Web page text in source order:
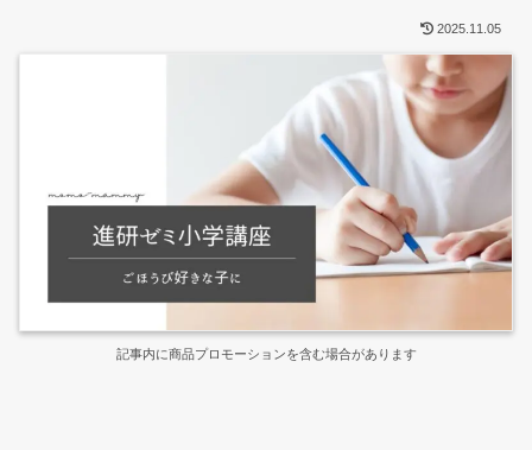
2025.11.05
記事内に商品プロモーションを含む場合があります